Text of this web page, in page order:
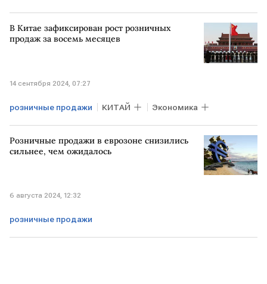
В Китае зафиксирован рост розничных
продаж за восемь месяцев
14 сентября 2024, 07:27
розничные продажи КИТАЙ Экономика
Розничные продажи в еврозоне снизились
сильнее, чем ожидалось
6 августа 2024, 12:32
розничные продажи